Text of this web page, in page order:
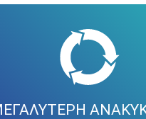
Εκτός από τα άλλα μέτρα, το
συνεχώς και ενεργά όλες τις
καταστήσει την κυκλική
Ο στόχος είναι να
δυνατόν περισσότερο τα